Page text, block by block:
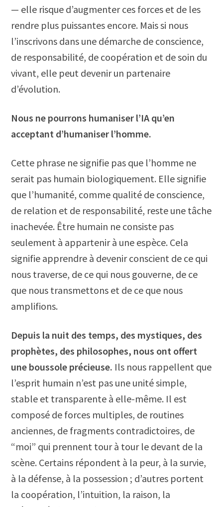
— elle risque d’augmenter ces forces et de les
rendre plus puissantes encore. Mais si nous
l’inscrivons dans une démarche de conscience,
de responsabilité, de coopération et de soin du
vivant, elle peut devenir un partenaire
d’évolution.
Nous ne pourrons humaniser l’IA qu’en
acceptant d’humaniser l’homme.
Cette phrase ne signifie pas que l’homme ne
serait pas humain biologiquement. Elle signifie
que l’humanité, comme qualité de conscience,
de relation et de responsabilité, reste une tâche
inachevée. Être humain ne consiste pas
seulement à appartenir à une espèce. Cela
signifie apprendre à devenir conscient de ce qui
nous traverse, de ce qui nous gouverne, de ce
que nous transmettons et de ce que nous
amplifions.
Depuis la nuit des temps, des mystiques, des
prophètes, des philosophes, nous ont offert
une boussole précieuse. Ils nous rappellent que
l’esprit humain n’est pas une unité simple,
stable et transparente à elle-même. Il est
composé de forces multiples, de routines
anciennes, de fragments contradictoires, de
“moi” qui prennent tour à tour le devant de la
scène. Certains répondent à la peur, à la survie,
à la défense, à la possession ; d’autres portent
la coopération, l’intuition, la raison, la